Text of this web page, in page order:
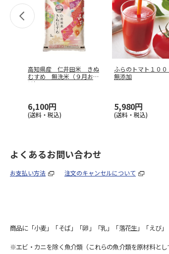
高知県産 仁井田米 きぬ
むすめ 無洗米（９月お届
け）
6,100円
(送料・税込)
ふらのトマト１０
無添加
5,980円
(送料・税込)
よくあるお問い合わせ
お支払い方法 注文のキャンセルについて
商品に「小麦」「そば」「卵」「乳」「落花生」「えび
※エビ・カニを除く魚介類（これらの魚介類を原材料と